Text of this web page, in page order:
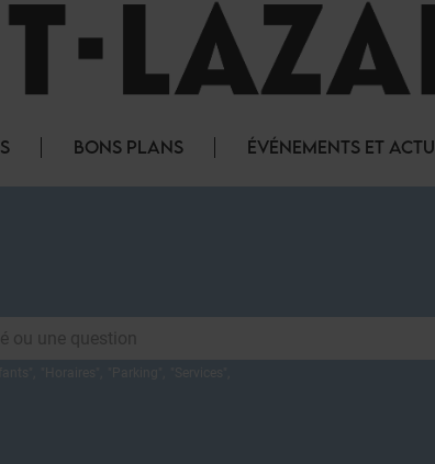
BONS PLANS ÉVÉNEMENTS ET ACTU